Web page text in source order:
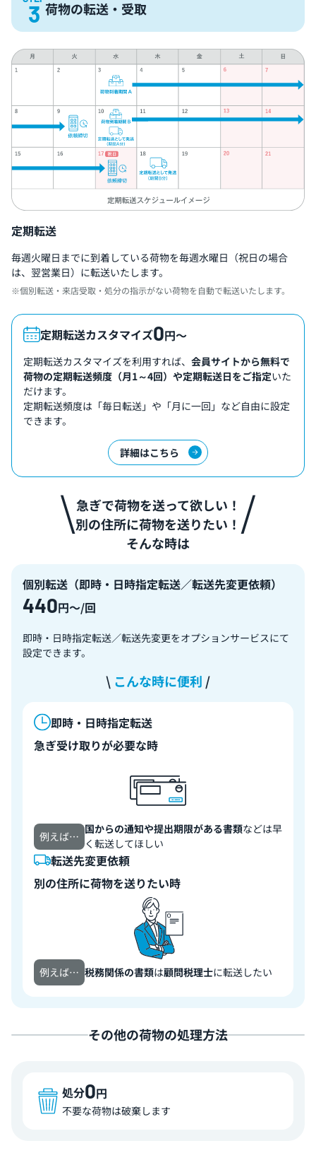
3 荷物の転送・受取
定期転送
毎週火曜日までに到着している荷物を毎週水曜日（祝日の場合
は、翌営業日）に転送いたします。
個別転送・来店受取・処分の指示がない荷物を自動で転送いたします。
定期転送カスタマイズ0円〜
定期転送カスタマイズを利用すれば、 会員サイトから無料で
荷物の定期転送頻度（月1～4回）や定期転送日をご指定いた
だけます。
定期転送頻度は「毎日転送」や「月に一回」など自由に設定
できます。
詳細はこちら
急ぎで荷物を送って欲しい！
別の住所に荷物を送りたい！
そんな時は
個別転送（即時・日時指定転送／転送先変更依頼）
440円〜/回
即時・日時指定転送／転送先変更をオプションサービスにて
設定できます。
こんな時に便利
即時・日時指定転送
急ぎ受け取りが必要な時
例えば…
国からの通知や提出期限がある書類などは早
く転送してほしい
転送先変更依頼
別の住所に荷物を送りたい時
例えば… 税務関係の書類は顧問税理士に転送したい
その他の荷物の処理方法
処分0円
不要な荷物は破棄します